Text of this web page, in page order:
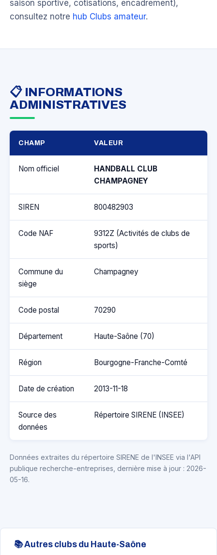
saison sportive, cotisations, encadrement),
consultez notre hub Clubs amateur.
📋 INFORMATIONS
ADMINISTRATIVES
CHAMP VALEUR
Nom officiel
HANDBALL CLUB
CHAMPAGNEY
SIREN 800482903
Code NAF
9312Z (Activités de clubs de
sports)
Commune du
siège
Champagney
Code postal 70290
Département Haute-Saône (70)
Région Bourgogne-Franche-Comté
Date de création 2013-11-18
Source des
données
Répertoire SIRENE (INSEE)
Données extraites du répertoire SIRENE de l'INSEE via l'API
publique recherche-entreprises, dernière mise à jour : 2026-
05-16.
📚 Autres clubs du Haute-Saône